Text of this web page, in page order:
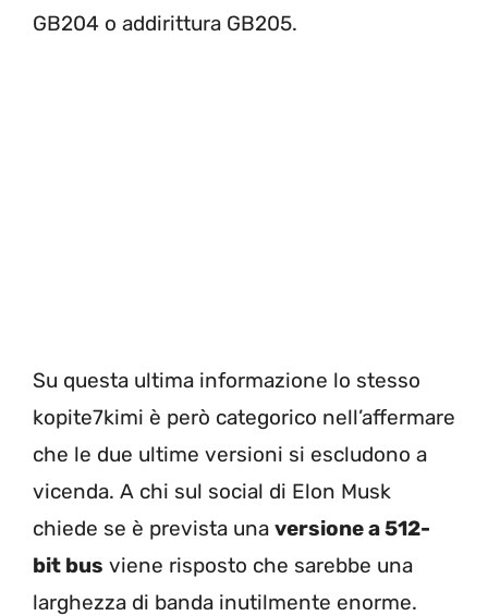
GB204 o addirittura GB205.
Su questa ultima informazione lo stesso
kopite7kimi è però categorico nell’affermare
che le due ultime versioni si escludono a
vicenda. A chi sul social di Elon Musk
chiede se è prevista una versione a 512-
bit bus viene risposto che sarebbe una
larghezza di banda inutilmente enorme.